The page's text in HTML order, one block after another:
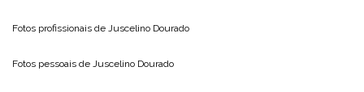
Fotos profissionais de Juscelino Dourado
Fotos pessoais de Juscelino Dourado